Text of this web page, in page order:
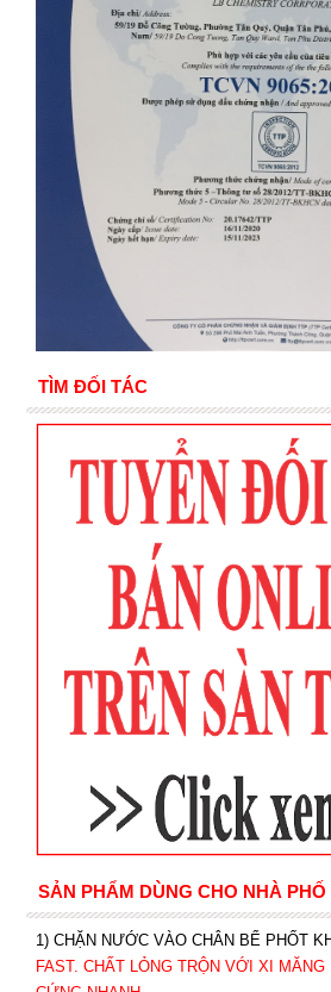
TÌM ĐỐI TÁC
SẢN PHẨM DÙNG CHO NHÀ
1) CHẶN NƯỚC VÀO CHÂN BỂ PHỐT
FAST. CHẤT LỎNG TRỘN VỚI XI